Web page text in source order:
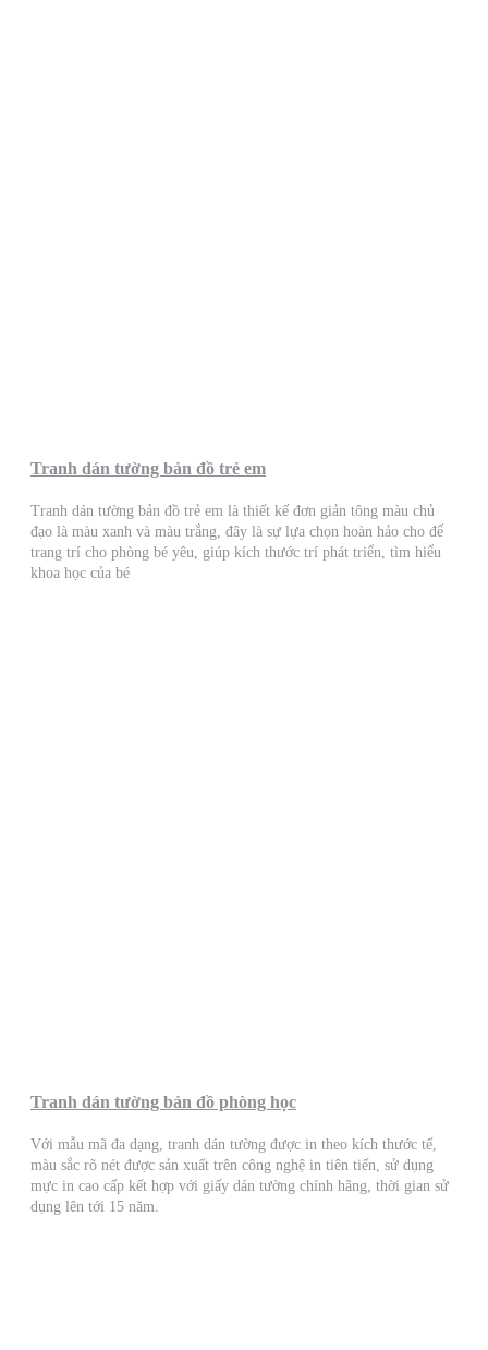
Tranh dán tường bản đồ trẻ em
Tranh dán tường bản đồ trẻ em là thiết kế đơn giản tông màu chủ
đạo là màu xanh và màu trắng, đây là sự lựa chọn hoàn hảo cho để
trang trí cho phòng bé yêu, giúp kích thước trí phát triển, tìm hiểu
khoa học của bé
Tranh dán tường bản đồ phòng học
Với mẫu mã đa dạng, tranh dán tường được in theo kích thước tế,
màu sắc rõ nét được sản xuất trên công nghệ in tiên tiến, sử dụng
mực in cao cấp kết hợp với giấy dán tường chính hãng, thời gian sử
dụng lên tới 15 năm.